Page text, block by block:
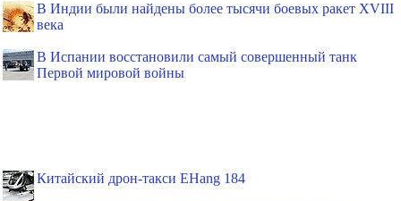
В Индии были найдены более тысячи боевых ракет XVIII
века
В Испании восстановили самый совершенный танк
Первой мировой войны
Китайский дрон-такси EHang 184